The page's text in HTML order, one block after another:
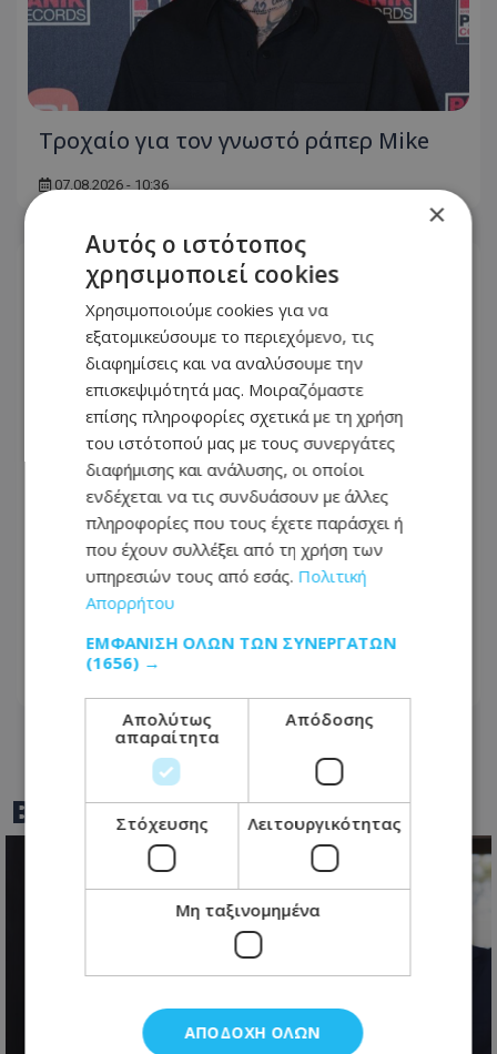
Τροχαίο για τον γνωστό ράπερ Mike
07.08.2026 - 10:36
Έλληνας ηθοποιός δίνει μάχη με τον
καρκίνο - «Πάμε για νέα θεραπεία» - Η
φωτογραφία που ανέβασε από το
νοσοκομείο
BEST OFTOTHEMAONLINE
×
Αυτός ο ιστότοπος
χρησιμοποιεί cookies
Χρησιμοποιούμε cookies για να
εξατομικεύσουμε το περιεχόμενο, τις
διαφημίσεις και να αναλύσουμε την
επισκεψιμότητά μας. Μοιραζόμαστε
επίσης πληροφορίες σχετικά με τη χρήση
του ιστότοπού μας με τους συνεργάτες
διαφήμισης και ανάλυσης, οι οποίοι
ενδέχεται να τις συνδυάσουν με άλλες
πληροφορίες που τους έχετε παράσχει ή
που έχουν συλλέξει από τη χρήση των
υπηρεσιών τους από εσάς. Πολιτική
Απορρήτου
ΕΜΦΆΝΙΣΗ ΌΛΩΝ ΤΩΝ ΣΥΝΕΡΓΑΤΏΝ
(1656) →
Απολύτως
απαραίτητα
Απόδοσης
Στόχευσης Λειτουργικότητας
Μη ταξινομημένα
ΑΠΟΔΟΧΉ ΌΛΩΝ